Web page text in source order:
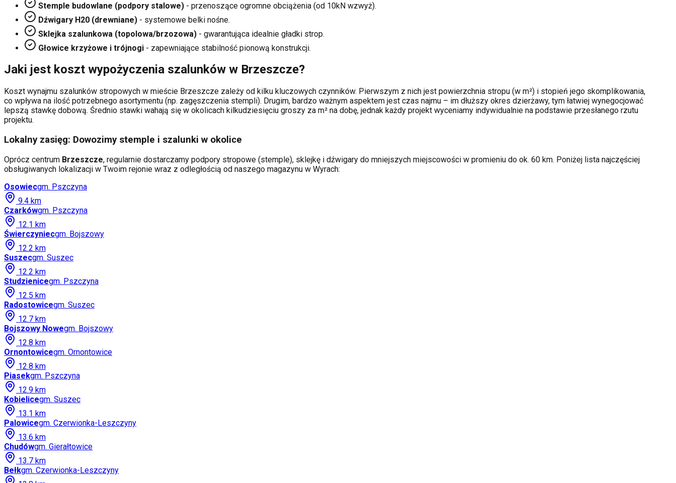
Stemple budowlane (podpory stalowe) - przenoszące ogromne obciążenia (od 10kN wzwyż).
Dźwigary H20 (drewniane) - systemowe belki nośne.
Sklejka szalunkowa (topolowa/brzozowa) - gwarantująca idealnie gładki strop.
Głowice krzyżowe i trójnogi - zapewniające stabilność pionową konstrukcji.
Jaki jest koszt wypożyczenia szalunków w Brzeszcze?
Koszt wynajmu szalunków stropowych w mieście Brzeszcze zależy od kilku kluczowych czynników. Pierwszym z nich jest powierzchnia stropu (w m²) i stopień jego skomplikowania,
co wpływa na ilość potrzebnego asortymentu (np. zagęszczenia stempli). Drugim, bardzo ważnym aspektem jest czas najmu – im dłuższy okres dzierżawy, tym łatwiej wynegocjować
lepszą stawkę dobową. Średnio stawki wahają się w okolicach kilkudziesięciu groszy za m² na dobę, jednak każdy projekt wyceniamy indywidualnie na podstawie przesłanego rzutu
projektu.
Lokalny zasięg: Dowozimy stemple i szalunki w okolice
Oprócz centrum Brzeszcze, regularnie dostarczamy podpory stropowe (stemple), sklejkę i dźwigary do mniejszych miejscowości w promieniu do ok. 60 km. Poniżej lista najczęściej
obsługiwanych lokalizacji w Twoim rejonie wraz z odległością od naszego magazynu w Wyrach:
Osowiecgm. Pszczyna
9.4 km
Czarkówgm. Pszczyna
12.1 km
Świerczyniecgm. Bojszowy
12.2 km
Suszecgm. Suszec
12.2 km
Studzienicegm. Pszczyna
12.5 km
Radostowicegm. Suszec
12.7 km
Bojszowy Nowegm. Bojszowy
12.8 km
Ornontowicegm. Ornontowice
12.8 km
Piasekgm. Pszczyna
12.9 km
Kobielicegm. Suszec
13.1 km
Palowicegm. Czerwionka-Leszczyny
13.6 km
Chudówgm. Gierałtowice
13.7 km
Bełkgm. Czerwionka-Leszczyny